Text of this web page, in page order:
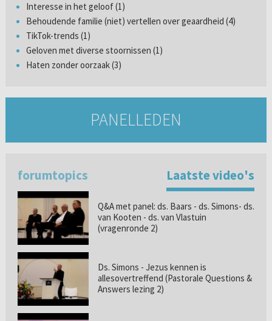
Interesse in het geloof (1)
Behoudende familie (niet) vertellen over geaardheid (4)
TikTok-trends (1)
Geloven met diverse stoornissen (1)
Haten zonder oorzaak (3)
PANELLEDEN
forumtopics Laatste video's
Q&A met panel: ds. Baars - ds. Simons- ds.
van Kooten - ds. van Vlastuin
(vragenronde 2)
Ds. Simons - Jezus kennen is
allesovertreffend (Pastorale Questions &
Answers lezing 2)